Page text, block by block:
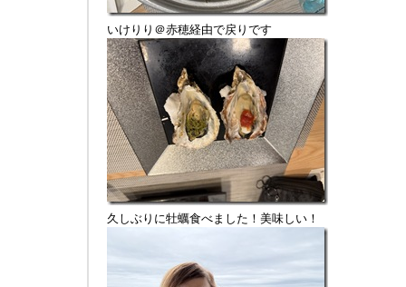
いけりり＠赤穂経由で戻りです
久しぶりに牡蠣食べました！美味しい！